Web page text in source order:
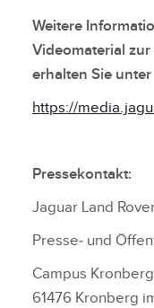
Weitere
Videomaterial
erhalten Sie unter
https://
Pressekontakt:
Jaguar Land
Presse‑ und
Campus
61476 Kronberg